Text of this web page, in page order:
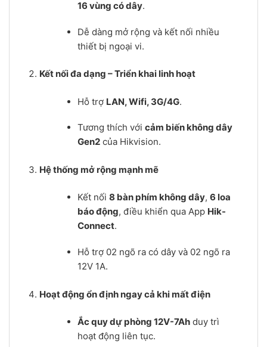
16 vùng có dây.
Dễ dàng mở rộng và kết nối nhiều
thiết bị ngoại vi.
Kết nối đa dạng – Triển khai linh hoạt
Hỗ trợ LAN, Wifi, 3G/4G.
Tương thích vớicảm biến không dây
Gen2 của Hikvision.
Hệ thống mở rộng mạnh mẽ
Kết nối8 bàn phím không dây,6 loa
báo động, điều khiển qua App Hik-
Connect.
Hỗ trợ 02 ngõ ra có dây và 02 ngõ ra
12V 1A.
Hoạt động ổn định ngay cả khi mất điện
Ắc quy dự phòng 12V-7Ah duy trì
hoạt động liên tục.